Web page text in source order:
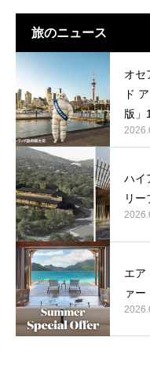
旅のニュース
オセ
ド
版」
ハイ
リ
エア
ァ